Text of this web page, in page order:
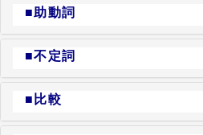
■助動詞
■不定詞
■比較